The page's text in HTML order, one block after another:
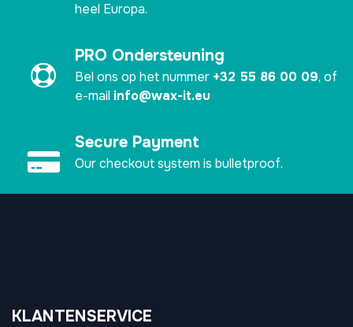
heel Europa.
PRO Ondersteuning
Bel ons op het nummer +32 55 86 00 09, of
e-mail info@wax-it.eu
Secure Payment
Our checkout system is bulletproof.
KLANTENSERVICE